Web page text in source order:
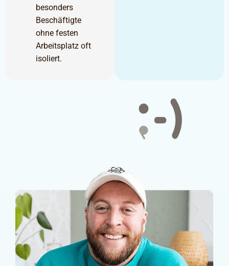
besonders
Beschäftigte
ohne festen
Arbeitsplatz oft
isoliert.